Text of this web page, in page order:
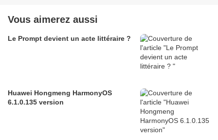
Vous aimerez aussi
Le Prompt devient un acte littéraire ?
Huawei Hongmeng HarmonyOS
6.1.0.135 version